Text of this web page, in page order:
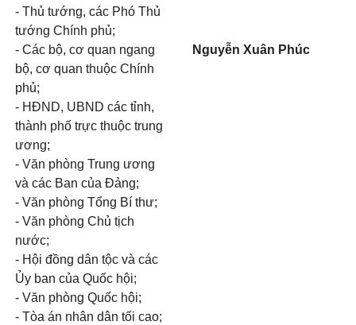
- Thủ tướng, các Phó Thủ
tướng Chính phủ;
- Các bộ, cơ quan ngang
bộ, cơ quan thuộc Chính
phủ;
- HĐND, UBND các tỉnh,
thành phố trực thuộc trung
ương;
- Văn phòng Trung ương
và các Ban của Đảng;
- Văn phòng Tổng Bí thư;
- Văn phòng Chủ tịch
nước;
- Hội đồng dân tộc và các
Ủy ban của Quốc hội;
- Văn phòng Quốc hội;
- Tòa án nhân dân tối cao;
Nguyễn Xuân Phúc